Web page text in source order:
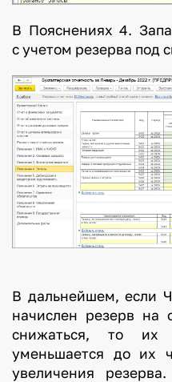
В Пояснениях 4.
с учетом резерва под
В дальнейшем, если
начислен резерв на
снижаться, то их
уменьшается до их
увеличения